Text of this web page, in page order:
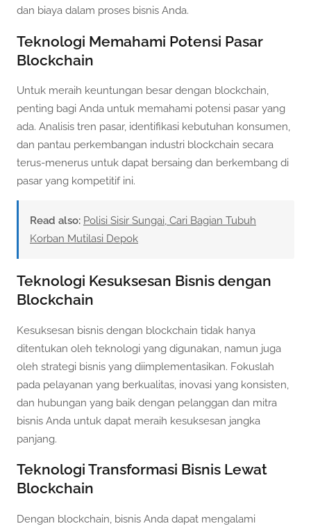
dan biaya dalam proses bisnis Anda.
Teknologi Memahami Potensi Pasar
Blockchain
Untuk meraih keuntungan besar dengan blockchain,
penting bagi Anda untuk memahami potensi pasar yang
ada. Analisis tren pasar, identifikasi kebutuhan konsumen,
dan pantau perkembangan industri blockchain secara
terus-menerus untuk dapat bersaing dan berkembang di
pasar yang kompetitif ini.
Read also: Polisi Sisir Sungai, Cari Bagian Tubuh
Korban Mutilasi Depok
Teknologi Kesuksesan Bisnis dengan
Blockchain
Kesuksesan bisnis dengan blockchain tidak hanya
ditentukan oleh teknologi yang digunakan, namun juga
oleh strategi bisnis yang diimplementasikan. Fokuslah
pada pelayanan yang berkualitas, inovasi yang konsisten,
dan hubungan yang baik dengan pelanggan dan mitra
bisnis Anda untuk dapat meraih kesuksesan jangka
panjang.
Teknologi Transformasi Bisnis Lewat
Blockchain
Dengan blockchain, bisnis Anda dapat mengalami